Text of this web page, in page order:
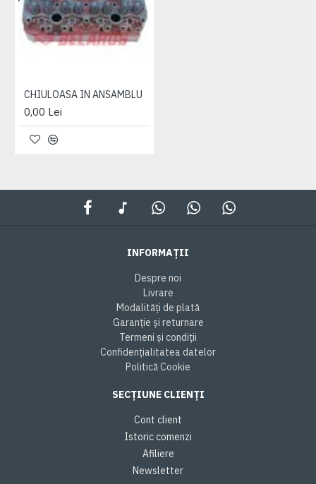
CHIULOASA IN ANSAMBLU
0,00 Lei
INFORMAȚII
Despre noi
Livrare
Modalități de plată
Garanție și returnare
Termeni și condiții
Confidențialitatea datelor
Politică Cookie
SECȚIUNE CLIENȚI
Cont client
Istoric comenzi
Afiliere
Newsletter